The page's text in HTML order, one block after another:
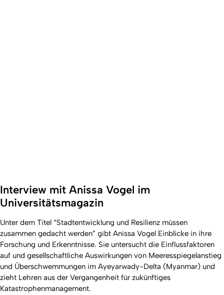
Interview mit Anissa Vogel im
Universitätsmagazin
Unter dem Titel “Stadtentwicklung und Resilienz müssen
zusammen gedacht werden” gibt Anissa Vogel Einblicke in ihre
Forschung und Erkenntnisse. Sie untersucht die Einflussfaktoren
auf und gesellschaftliche Auswirkungen von Meeresspiegelanstieg
und Überschwemmungen im Ayeyarwady-Delta (Myanmar) und
zieht Lehren aus der Vergangenheit für zukünftiges
Katastrophenmanagement.